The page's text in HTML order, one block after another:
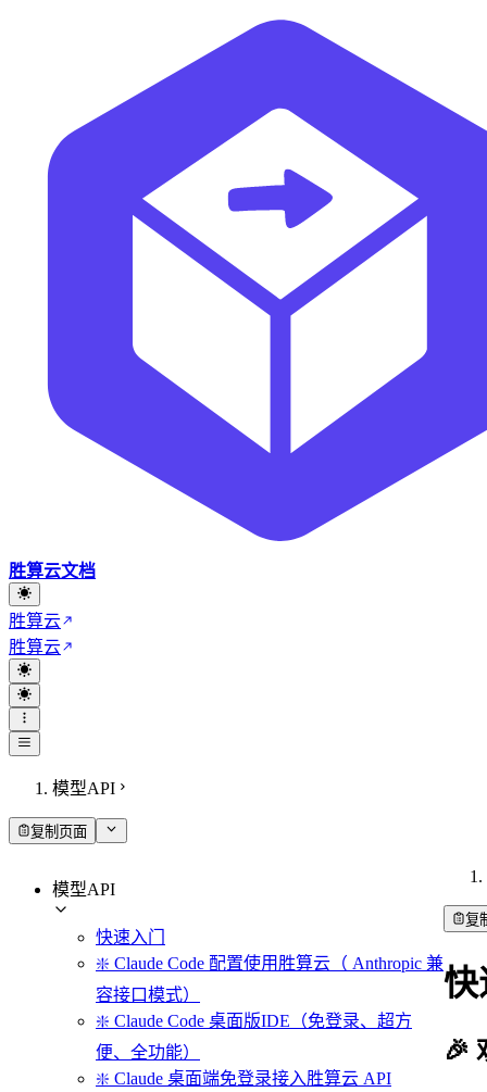
胜算云文档
胜算云
胜算云
模型API
复制页面
模型API
快速入门
❇️ Claude Code 配置使用胜算云（ Anthropic 兼
容接口模式）
❇️ Claude Code 桌面版IDE（免登录、超方
便、全功能）
❇️ Claude 桌面端免登录接入胜算云 API
复
快
🎉